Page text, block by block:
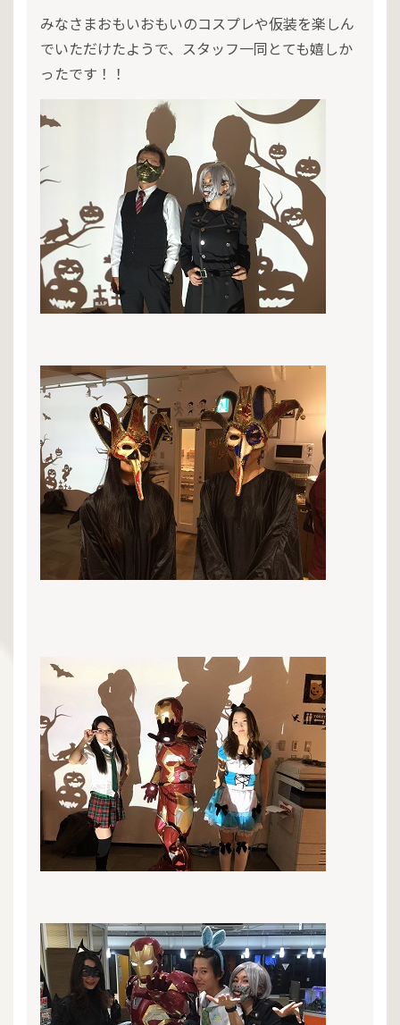
みなさまおもいおもいのコスプレや仮装を楽しん
でいただけたようで、スタッフ一同とても嬉しか
ったです！！